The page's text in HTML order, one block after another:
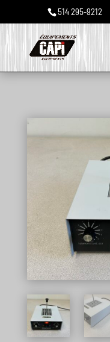
514 295-9212